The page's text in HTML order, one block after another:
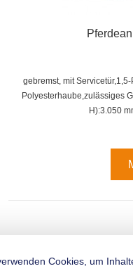
gebremst, mit
Polyesterhaube,zulässiges
H):3.050
Cookies, um